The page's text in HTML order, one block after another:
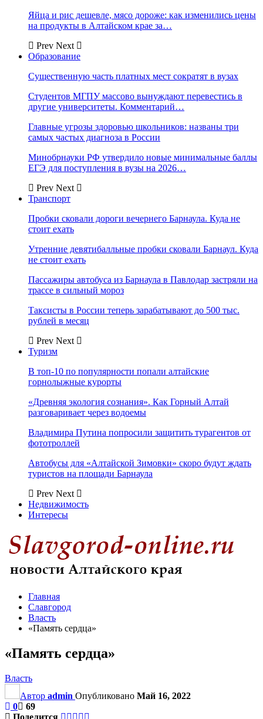
Яйца и рис дешевле, мясо дороже: как изменились цены
на продукты в Алтайском крае за…
Prev Next
Образование
Существенную часть платных мест сократят в вузах
Студентов МГПУ массово вынуждают перевестись в
другие университеты. Комментарий…
Главные угрозы здоровью школьников: названы три
самых частых диагноза в России
Минобрнауки РФ утвердило новые минимальные баллы
ЕГЭ для поступления в вузы на 2026…
Prev Next
Транспорт
Пробки сковали дороги вечернего Барнаула. Куда не
стоит ехать
Утренние девятибалльные пробки сковали Барнаул. Куда
не стоит ехать
Пассажиры автобуса из Барнаула в Павлодар застряли на
трассе в сильный мороз
Таксисты в России теперь зарабатывают до 500 тыс.
рублей в месяц
Prev Next
Туризм
В топ-10 по популярности попали алтайские
горнолыжные курорты
«Древняя экология сознания». Как Горный Алтай
разговаривает через водоемы
Владимира Путина попросили защитить турагентов от
фототроллей
Автобусы для «Алтайской Зимовки» скоро будут ждать
туристов на площади Барнаула
Prev Next
Недвижимость
Интересы
Главная
Славгород
Власть
«Память сердца»
«Память сердца»
Власть
Автор admin Опубликовано Май 16, 2022
0
69
Поделится